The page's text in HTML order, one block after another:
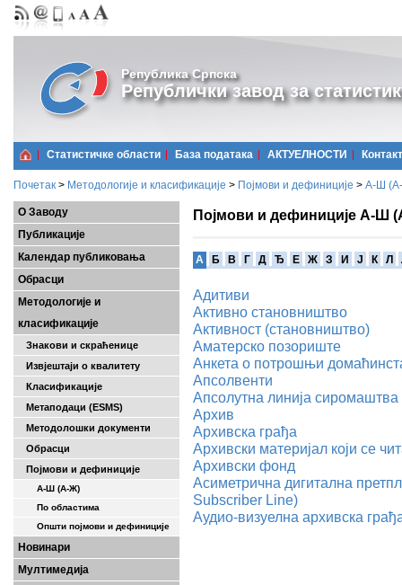
Република Српска
Републички завод за
Статистичке области Базa података АКТУЕЛНОСТИ Контакт
Почетак > Методологије и класификације > Појмови и дефиниције > А-Ш
О Заводу
Публикације
Календар публиковања
Обрасци
Методологије и
класификације
Знакови и скраћенице
Извјештаји о квалитету
Класификације
Метаподаци (ESMS)
Методолошки документи
Обрасци
Појмови и дефиниције
А-Ш (A-Ж)
По областима
Општи појмови и дефиниције
Новинари
Мултимедија
Појмови и дефиниције А-Ш
A Б В Г Д Ђ Е Ж З И Ј К Л
Адитиви
Активно становништво
Активност (становништво)
Аматерско позориште
Анкета о потрошњи
Апсолвенти
Апсолутна линија сиромаштва
Архив
Архивска грађа
Архивски материјал који се
Архивски фонд
Асиметрична дигитална
Subscriber Line)
Аудио-визуелна архивска